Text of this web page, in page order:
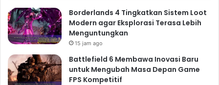
Borderlands 4 Tingkatkan Sistem Loot
Modern agar Eksplorasi Terasa Lebih
Menguntungkan
15 jam ago
Battlefield 6 Membawa Inovasi Baru
untuk Mengubah Masa Depan Game
FPS Kompetitif